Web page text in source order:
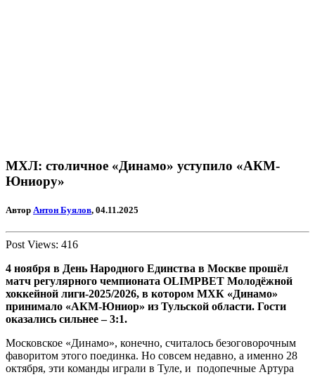
МХЛ: столичное «Динамо» уступило «АКМ-
Юниору»
Автор Антон Буялов, 04.11.2025
Post Views: 416
4 ноября в День Народного Единства в Москве прошёл
матч регулярного чемпионата OLIMPBET Молодёжной
хоккейной лиги-2025/2026, в котором МХК «Динамо»
принимало «АКМ-Юниор» из Тульской области. Гости
оказались сильнее – 3:1.
Московское «Динамо», конечно, считалось безоговорочным
фаворитом этого поединка. Но совсем недавно, а именно 28
октября, эти команды играли в Туле, и подопечные Артура